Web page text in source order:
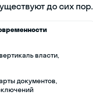
до сих пор.
власти,
документов,